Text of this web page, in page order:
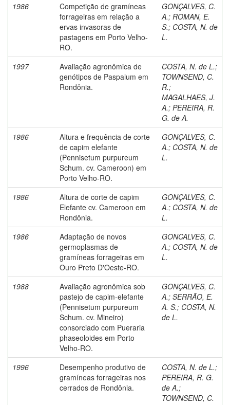
1986
Competição de gramíneas
forrageiras em relação a
ervas invasoras de
pastagens em Porto Velho-
RO.
GONÇALVES, C.
A.; ROMAN, E.
S.; COSTA, N. de
L.
1997
Avaliação agronômica de
genótipos de Paspalum em
Rondônia.
COSTA, N. de L.;
TOWNSEND, C.
R.;
MAGALHAES, J.
A.; PEREIRA, R.
G. de A.
1986
Altura e frequência de corte
de capim elefante
(Pennisetum purpureum
Schum. cv. Cameroon) em
Porto Velho-RO.
GONÇALVES, C.
A.; COSTA, N. de
L.
1986
Altura de corte de capim
Elefante cv. Cameroon em
Rondônia.
GONÇALVES, C.
A.; COSTA, N. de
L.
1986
Adaptação de novos
germoplasmas de
gramíneas forrageiras em
Ouro Preto D'Oeste-RO.
GONCALVES, C.
A.; COSTA, N. de
L.
1988
Avaliação agronômica sob
pastejo de capim-elefante
(Pennisetum purpureum
Schum. cv. Mineiro)
consorciado com Pueraria
phaseoloides em Porto
Velho-RO.
GONÇALVES, C.
A.; SERRÃO, E.
A. S.; COSTA, N.
de L.
1996
Desempenho produtivo de
gramíneas forrageiras nos
cerrados de Rondônia.
COSTA, N. de L.;
PEREIRA, R. G.
de A.;
TOWNSEND, C.